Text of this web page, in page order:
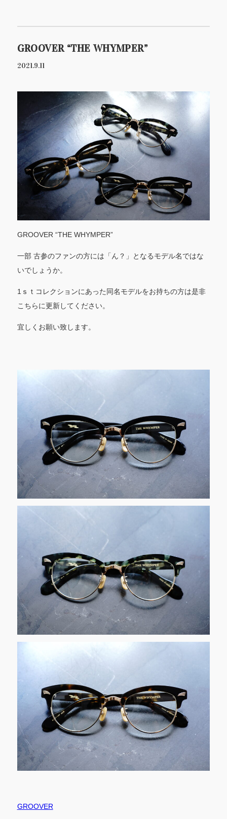
GROOVER “THE WHYMPER”
2021.9.11
GROOVER “THE WHYMPER”
一部 古参のファンの方には「ん？」となるモデル名ではな
いでしょうか。
1ｓｔコレクションにあった同名モデルをお持ちの方は是非
こちらに更新してください。
宜しくお願い致します。
GROOVER